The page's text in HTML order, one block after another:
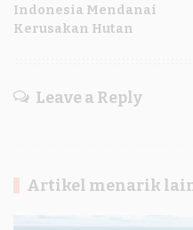
Indonesia Mendanai
Kerusakan Hutan
Leave a Reply
Artikel menarik